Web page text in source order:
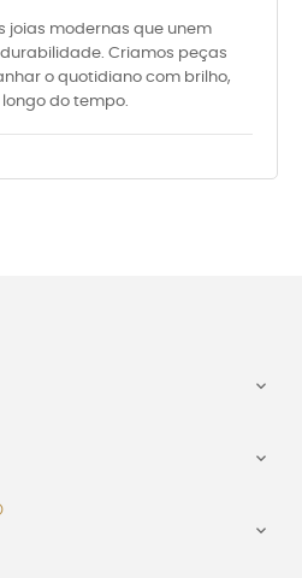
joias modernas que unem
Criamos peças
o quotidiano com brilho,
do tempo.


